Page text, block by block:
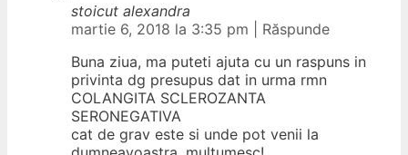
stoicut alexandra
martie 6, 2018 la 3:35 pm
Răspunde
Buna ziua, ma puteti ajuta cu un raspuns in
privinta dg presupus dat in urma rmn
COLANGITA SCLEROZANTA
SERONEGATIVA
cat de grav este si unde pot venii la